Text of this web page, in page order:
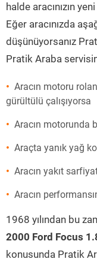
halde aracınızın
Eğer aracınızda
düşünüyorsanız
Pratik Araba
Aracın motoru
gürültülü çalışıyorsa
Aracın motorunda
Araçta yanık yağ
Aracın yakıt
Aracın
1968 yılından bu
2000 Ford Focus
konusunda Pratik